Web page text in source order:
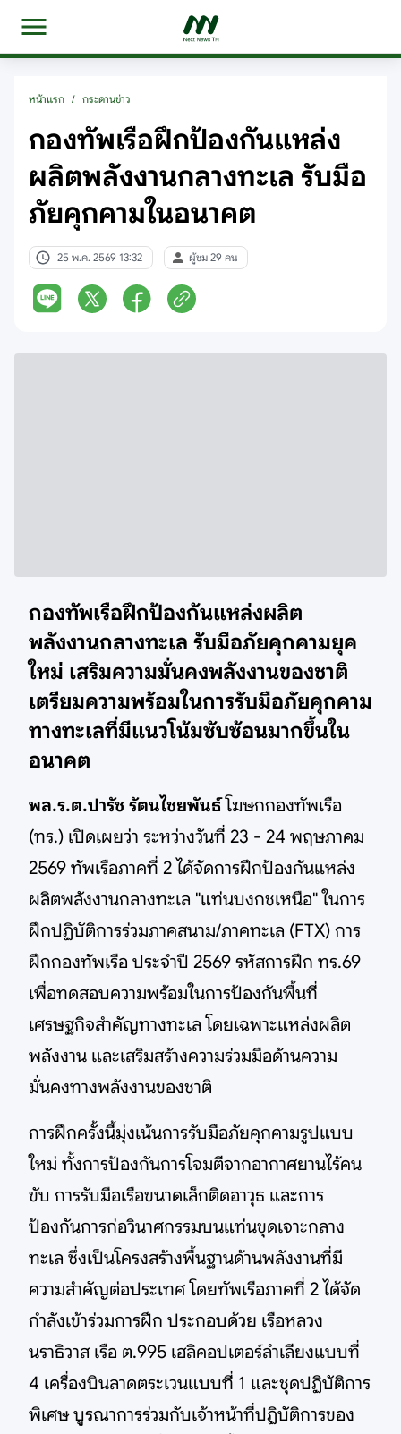
หน้าแรก / กระดานข่าว
กองทัพเรือฝึกป้องกันแหล่ง
ผลิตพลังงานกลางทะเล รับมือ
ภัยคุกคามในอนาคต
25 พ.ค. 2569 13:32 ผู้ชม 29 คน
กองทัพเรือฝึกป้องกันแหล่งผลิต
พลังงานกลางทะเล รับมือภัยคุกคามยุค
ใหม่ เสริมความมั่นคงพลังงานของชาติ
เตรียมความพร้อมในการรับมือภัยคุกคาม
ทางทะเลที่มีแนวโน้มซับซ้อนมากขึ้นใน
อนาคต
พล.ร.ต.ปารัช รัตนไชยพันธ์โฆษกกองทัพเรือ
(ทร.) เปิดเผยว่า ระหว่างวันที่ 23 - 24 พฤษภาคม
2569 ทัพเรือภาคที่ 2 ได้จัดการฝึกป้องกันแหล่ง
ผลิตพลังงานกลางทะเล "แท่นบงกชเหนือ" ในการ
ฝึกปฏิบัติการร่วมภาคสนาม/ภาคทะเล (FTX) การ
ฝึกกองทัพเรือ ประจำปี 2569 รหัสการฝึก ทร.69
เพื่อทดสอบความพร้อมในการป้องกันพื้นที่
เศรษฐกิจสำคัญทางทะเล โดยเฉพาะแหล่งผลิต
พลังงาน และเสริมสร้างความร่วมมือด้านความ
มั่นคงทางพลังงานของชาติ
การฝึกครั้งนี้มุ่งเน้นการรับมือภัยคุกคามรูปแบบ
ใหม่ ทั้งการป้องกันการโจมตีจากอากาศยานไร้คน
ขับ การรับมือเรือขนาดเล็กติดอาวุธ และการ
ป้องกันการก่อวินาศกรรมบนแท่นขุดเจาะกลาง
ทะเล ซึ่งเป็นโครงสร้างพื้นฐานด้านพลังงานที่มี
ความสำคัญต่อประเทศ โดยทัพเรือภาคที่ 2 ได้จัด
กำลังเข้าร่วมการฝึก ประกอบด้วย เรือหลวง
นราธิวาส เรือ ต.995 เฮลิคอปเตอร์ลำเลียงแบบที่
4 เครื่องบินลาดตระเวนแบบที่ 1 และชุดปฏิบัติการ
พิเศษ บูรณาการร่วมกับเจ้าหน้าที่ปฏิบัติการของ